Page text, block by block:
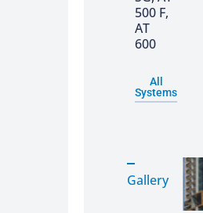
500 F,
AT
600
All
Systems
Gallery